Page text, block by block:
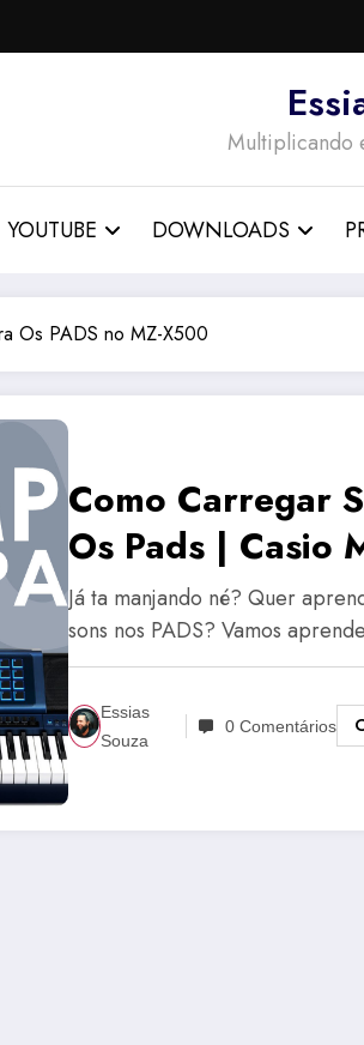
Multiplicando
YOUTUBE DOWNLOADS
Os PADS no MZ-X500
Como Carregar
Os Pads | Casio
Já ta manjando né? Quer
sons nos PADS? Vamos
Essias
Souza
0 Comentários